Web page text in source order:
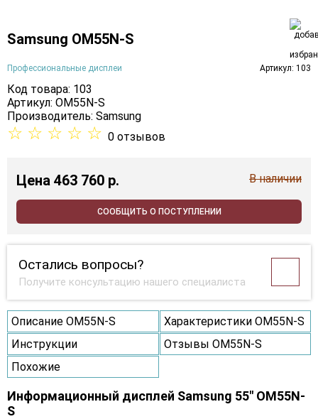
Samsung OM55N-S
Профессиональные дисплеи Артикул: 103
Код товара: 103
Артикул: OM55N-S
Производитель: Samsung
☆ ☆ ☆ ☆ ☆ 0 отзывов
Цена 463 760 p. В наличии
СООБЩИТЬ О ПОСТУПЛЕНИИ
Остались вопросы?
Получите консультацию нашего специалиста
Описание OM55N-S
Характеристики OM55N-S
Инструкции
Отзывы OM55N-S
Похожие
Информационный дисплей Samsung 55" OM55N-
S